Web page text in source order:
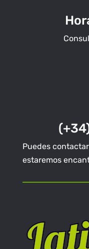
Puedes
estaremos